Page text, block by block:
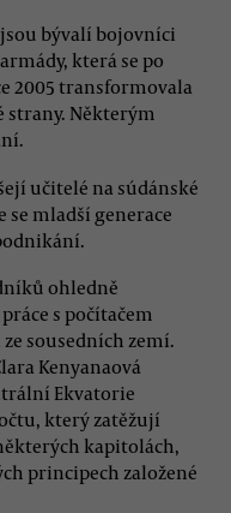
bývalí bojovníci
která se po
2005 transformovala
strany. Některým
učitelé na súdánské
mladší generace
ohledně
s počítačem
sousedních zemí.
Kenyanaová
Ekvatorie
který zatěžují
kapitolách,
principech založené